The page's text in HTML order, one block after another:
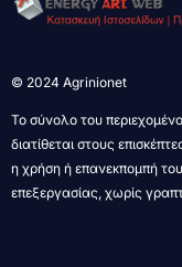
© 2024 Agrinionet
Το σύνολο του
διατίθεται στους
η χρήση ή επανεκπομπή
επεξεργασίας, χωρίς